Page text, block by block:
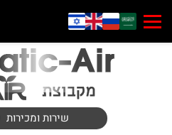
שירות ומכירות